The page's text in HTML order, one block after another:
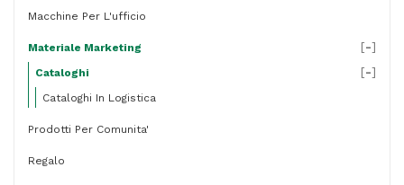
Macchine Per L'ufficio
Materiale Marketing
Cataloghi
Cataloghi In Logistica
[-]
[-]
Prodotti Per Comunita'
Regalo